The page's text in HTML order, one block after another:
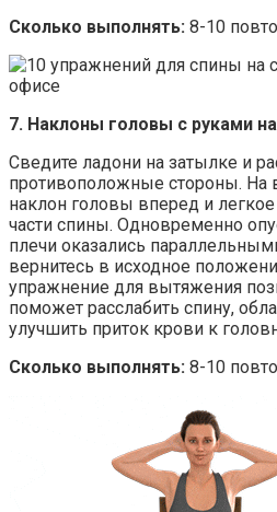
Сколько выполнять: 8-10
7. Наклоны головы с руками
Сведите ладони на затылке и
противоположные стороны. На
наклон головы вперед и
части спины. Одновременно
плечи оказались
вернитесь в исходное
упражнение для вытяжения
поможет расслабить спину,
улучшить приток крови к
Сколько выполнять: 8-10